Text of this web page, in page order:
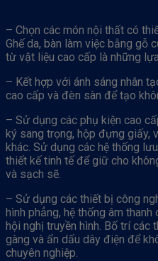
– Chọn các món nội thất có
Ghế da, bàn làm việc bằng gỗ
từ vật liệu cao cấp là những
– Kết hợp với ánh sáng nhân
cao cấp và đèn sàn để tạo
– Sử dụng các phụ kiện cao
ký sang trọng, hộp đựng giấy,
khác. Sử dụng các hệ thống
thiết kế tinh tế để giữ cho
và sạch sẽ.
– Sử dụng các thiết bị công
hình phẳng, hệ thống âm
hội nghị truyền hình. Bố trí các
gàng và ẩn dấu dây điện để
chuyên nghiệp.